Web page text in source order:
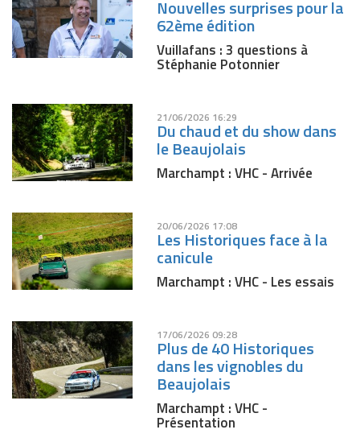
Nouvelles surprises pour la
62ème édition
Vuillafans : 3 questions à
Stéphanie Potonnier
21/06/2026 16:29
Du chaud et du show dans
le Beaujolais
Marchampt : VHC - Arrivée
20/06/2026 17:08
Les Historiques face à la
canicule
Marchampt : VHC - Les essais
17/06/2026 09:28
Plus de 40 Historiques
dans les vignobles du
Beaujolais
Marchampt : VHC -
Présentation